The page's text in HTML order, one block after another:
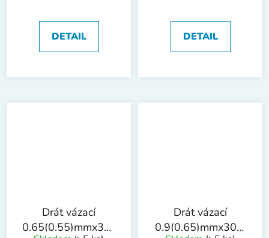
DETAIL DETAIL
Drát vázací
0.65(0.55)mmx30m
Drát vázací
0.9(0.65)mmx30m